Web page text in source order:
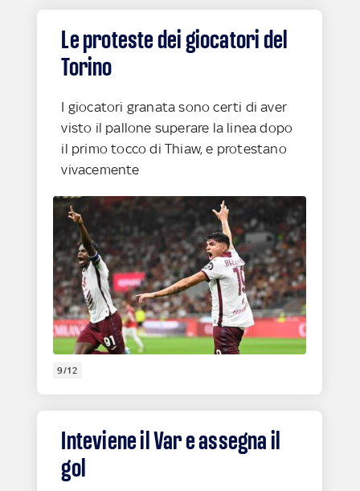
Le proteste dei giocatori del
Torino
I giocatori granata sono certi di aver
visto il pallone superare la linea dopo
il primo tocco di Thiaw, e protestano
vivacemente
9/12
Inteviene il Var e assegna il
gol